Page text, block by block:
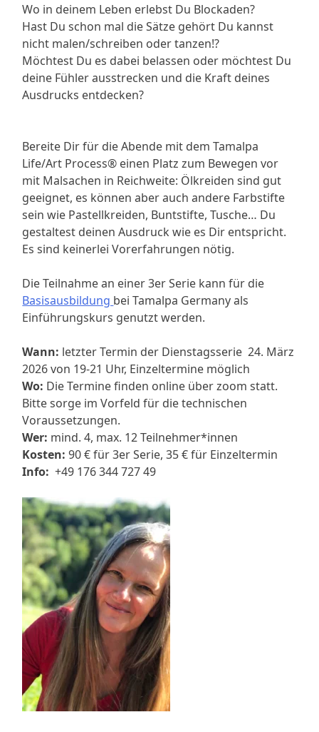
Wo in deinem Leben erlebst Du Blockaden?
Hast Du schon mal die Sätze gehört Du kannst
nicht malen/schreiben oder tanzen!?
Möchtest Du es dabei belassen oder möchtest Du
deine Fühler ausstrecken und die Kraft deines
Ausdrucks entdecken?
Bereite Dir für die Abende mit dem Tamalpa
Life/Art Process® einen Platz zum Bewegen vor
mit Malsachen in Reichweite: Ölkreiden sind gut
geeignet, es können aber auch andere Farbstifte
sein wie Pastellkreiden, Buntstifte, Tusche… Du
gestaltest deinen Ausdruck wie es Dir entspricht.
Es sind keinerlei Vorerfahrungen nötig.
Die Teilnahme an einer 3er Serie kann für die
Basisausbildung bei Tamalpa Germany als
Einführungskurs genutzt werden.
Wann: letzter Termin der Dienstagsserie 24. März
2026 von 19-21 Uhr, Einzeltermine möglich
Wo: Die Termine finden online über zoom statt.
Bitte sorge im Vorfeld für die technischen
Voraussetzungen.
Wer: mind. 4, max. 12 Teilnehmer*innen
Kosten: 90 € für 3er Serie, 35 € für Einzeltermin
Info: +49 176 344 727 49